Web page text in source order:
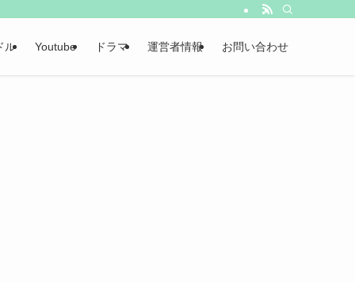
ル Youtube ドラマ 運営者情報 お問い合わせ